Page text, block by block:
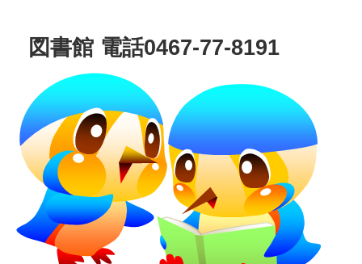
図書館 電話0467-77-8191